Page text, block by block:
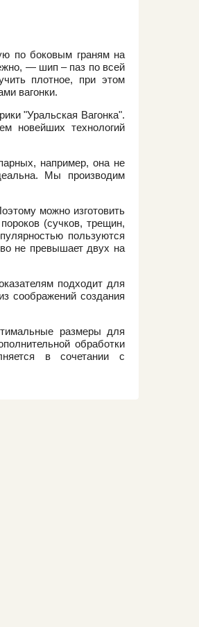
по боковым граням на
— шип – паз по всей
плотное, при этом
вагонки.
"Уральская Вагонка".
новейших технологий
например, она не
Мы производим
можно изготовить
(сучков, трещин,
пользуются
не превышает двух на
подходит для
соображений создания
размеры для
обработки
в сочетании с